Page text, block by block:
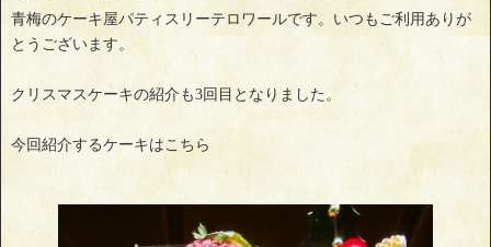
青梅のケーキ屋パティスリーテロワールです。いつもご利用ありが
とうございます。
クリスマスケーキの紹介も3回目となりました。
今回紹介するケーキはこちら